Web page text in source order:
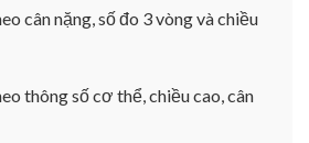
cân nặng, số đo 3 vòng và chiều
thông số cơ thể, chiều cao, cân